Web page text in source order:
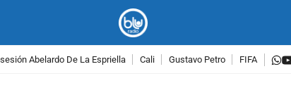
Abelardo De La Espriella Cali Gustavo Petro FIFA